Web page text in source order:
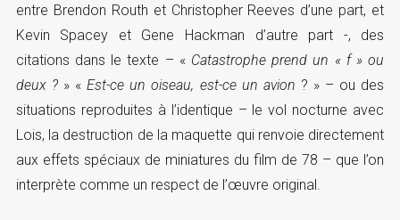
entre Brendon Routh et Christopher Reeves d’une part, et
Kevin Spacey et Gene Hackman d’autre part -, des
citations dans le texte – « Catastrophe prend un « f » ou
deux ? » «Est-ce un oiseau, est-ce un avion ? » – ou des
situations reproduites à l’identique – le vol nocturne avec
Lois, la destruction de la maquette qui renvoie directement
aux effets spéciaux de miniatures du film de 78 – que l’on
interprète comme un respect de l’œuvre original.